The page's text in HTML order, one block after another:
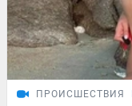
ПРОИСШЕСТВИЯ